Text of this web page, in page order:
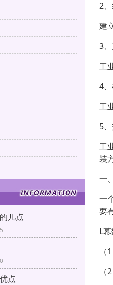
几点
点
2
建
3
工
4
工
5
工
装
一
一
要
L